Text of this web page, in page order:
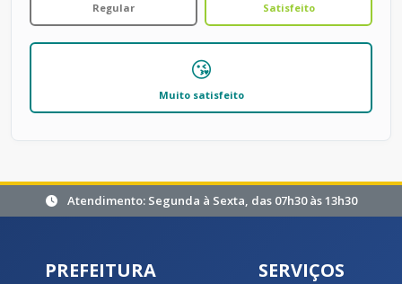
Regular Satisfeito
😘
Muito satisfeito
Atendimento: Segunda à Sexta, das 07h30 às 13h30
PREFEITURA SERVIÇOS